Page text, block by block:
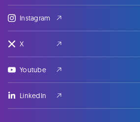
Instagram
X
Youtube
LinkedIn